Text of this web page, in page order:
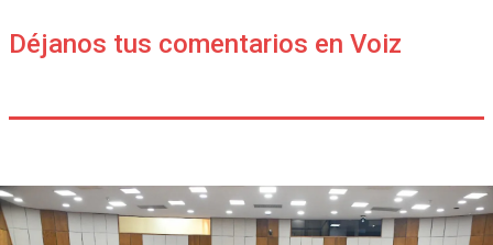
Déjanos tus comentarios en Voiz